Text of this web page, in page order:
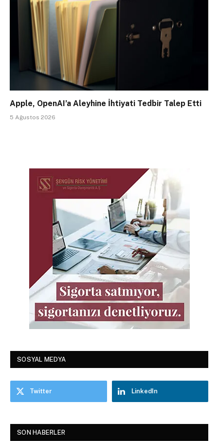
Apple, OpenAI’a Aleyhine İhtiyati Tedbir Talep Etti
5 Ağustos 2026
SOSYAL MEDYA
Twitter LinkedIn
SON HABERLER